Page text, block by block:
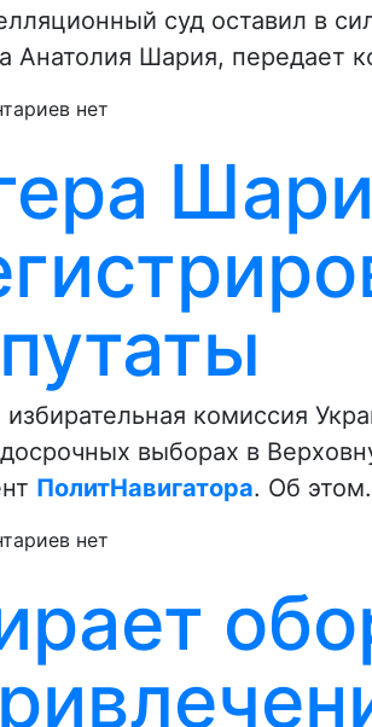
суд оставил в
Анатолия Шария, передает
нет
комиссия
выборах в
ПолитНавигатора. Об
нет